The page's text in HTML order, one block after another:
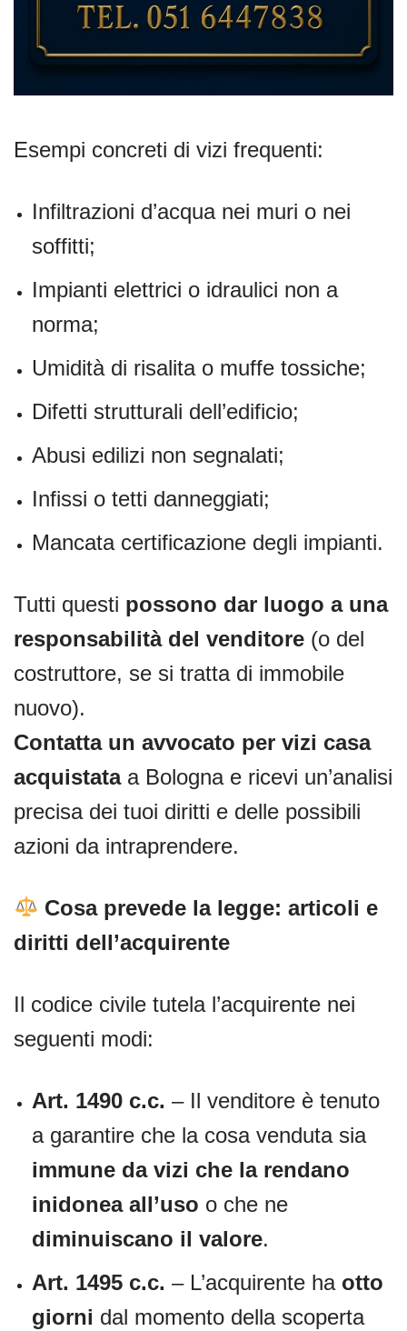
Esempi concreti di vizi frequenti:
Infiltrazioni d’acqua nei muri o nei
soffitti;
Impianti elettrici o idraulici non a
norma;
Umidità di risalita o muffe tossiche;
Difetti strutturali dell’edificio;
Abusi edilizi non segnalati;
Infissi o tetti danneggiati;
Mancata certificazione degli impianti.
Tutti questi possono dar luogo a una
responsabilità del venditore (o del
costruttore, se si tratta di immobile
nuovo).
Contatta un avvocato per vizi casa
acquistataa Bologna e ricevi un’analisi
precisa dei tuoi diritti e delle possibili
azioni da intraprendere.
Cosa prevede la legge: articoli e
diritti dell’acquirente
Il codice civile tutela l’acquirente nei
seguenti modi:
Art. 1490 c.c. – Il venditore è tenuto
a garantire che la cosa venduta sia
immune da vizi che la rendano
inidonea all’uso o che ne
diminuiscano il valore.
Art. 1495 c.c. – L’acquirente ha otto
giorni dal momento della scoperta